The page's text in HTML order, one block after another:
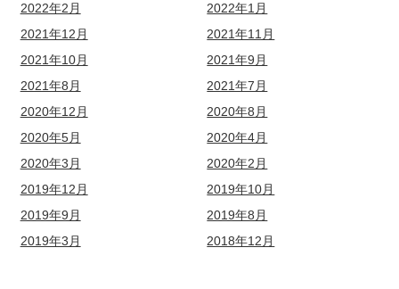
2022年2月
2022年1月
2021年12月
2021年11月
2021年10月
2021年9月
2021年8月
2021年7月
2020年12月
2020年8月
2020年5月
2020年4月
2020年3月
2020年2月
2019年12月
2019年10月
2019年9月
2019年8月
2019年3月
2018年12月